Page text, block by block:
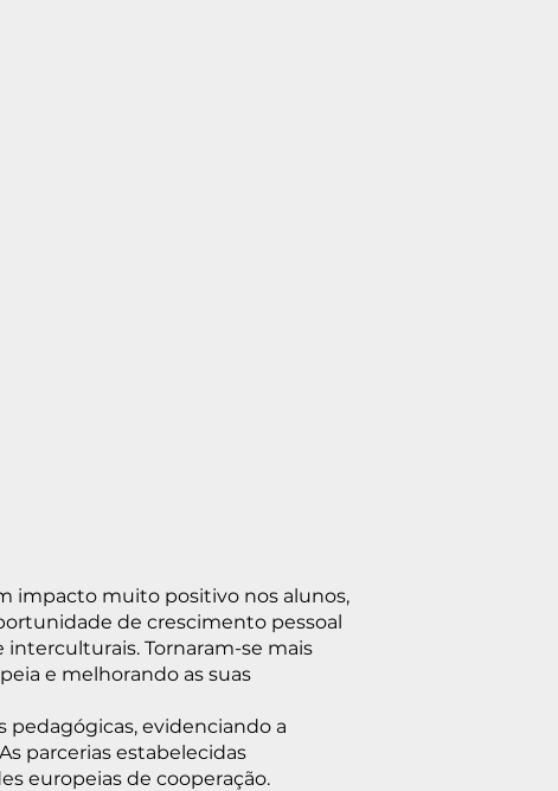
impacto muito positivo nos alunos,
de crescimento pessoal
Tornaram-se mais
e melhorando as suas
pedagógicas, evidenciando a
parcerias estabelecidas
europeias de cooperação.